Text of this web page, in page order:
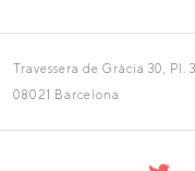
Travessera de Gràcia 30, Pl. 3
08021 Barcelona